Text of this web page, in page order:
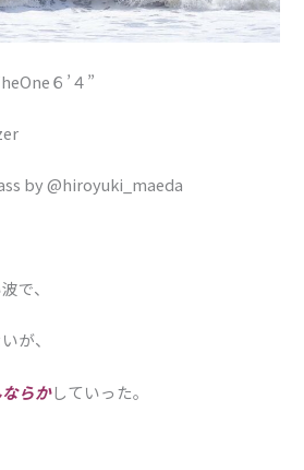
６’４”
by @hiroyuki_maeda
で、
が、
らかしていった。